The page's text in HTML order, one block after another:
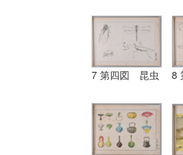
7 第四図 昆虫 8